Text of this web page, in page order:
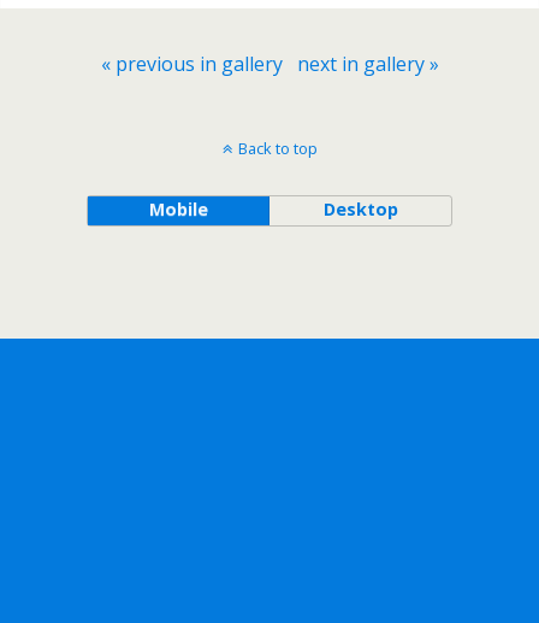
« previous in gallery next in gallery »
Back to top
Mobile Desktop